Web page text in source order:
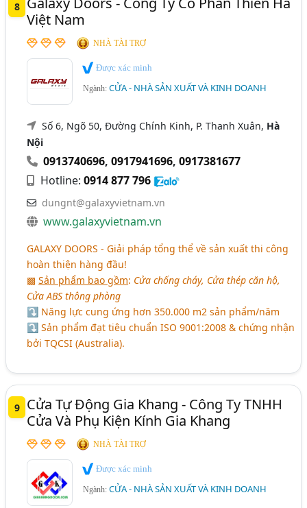
8
Việt Nam
NHÀ TÀI TRỢ
Được xác minh
Ngành:CỬA - NHÀ SẢN XUẤT VÀ KINH DOANH
Số 6, Ngõ 50, Đường Chính Kinh, P. Thanh Xuân, Hà
Nội
0913740696,0917941696,0917381677
Hotline:0914 877 796
dungnt@galaxyvietnam.vn
www.galaxyvietnam.vn
GALAXY DOORS - Giải pháp tổng thể về sản xuất thi công
hoàn thiện hàng đầu!
▩Sản phẩm bao gồm: Cửa chống cháy, Cửa thép căn hộ,
Cửa ABS thông phòng
⤵ Năng lực cung ứng hơn 350.000 m2 sản phẩm/năm
⤵ Sản phẩm đạt tiêu chuẩn ISO 9001:2008 & chứng nhận
bởi TQCSI (Australia).
9
Cửa Tự Động Gia Khang - Công Ty TNHH
Cửa Và Phụ Kiện Kính Gia Khang
NHÀ TÀI TRỢ
Được xác minh
Ngành:CỬA - NHÀ SẢN XUẤT VÀ KINH DOANH